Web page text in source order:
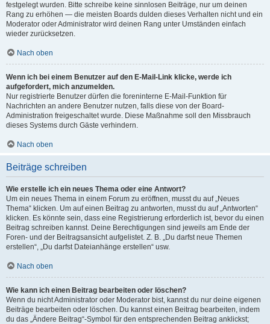
festgelegt wurden. Bitte schreibe keine sinnlosen Beiträge, nur um deinen
Rang zu erhöhen — die meisten Boards dulden dieses Verhalten nicht und ein
Moderator oder Administrator wird deinen Rang unter Umständen einfach
wieder zurücksetzen.
Nach oben
Wenn ich bei einem Benutzer auf den E-Mail-Link klicke, werde ich
aufgefordert, mich anzumelden.
Nur registrierte Benutzer dürfen die foreninterne E-Mail-Funktion für
Nachrichten an andere Benutzer nutzen, falls diese von der Board-
Administration freigeschaltet wurde. Diese Maßnahme soll den Missbrauch
dieses Systems durch Gäste verhindern.
Nach oben
Beiträge schreiben
Wie erstelle ich ein neues Thema oder eine Antwort?
Um ein neues Thema in einem Forum zu eröffnen, musst du auf „Neues
Thema“ klicken. Um auf einen Beitrag zu antworten, musst du auf „Antworten“
klicken. Es könnte sein, dass eine Registrierung erforderlich ist, bevor du einen
Beitrag schreiben kannst. Deine Berechtigungen sind jeweils am Ende der
Foren- und der Beitragsansicht aufgelistet. Z. B. „Du darfst neue Themen
erstellen“, „Du darfst Dateianhänge erstellen“ usw.
Nach oben
Wie kann ich einen Beitrag bearbeiten oder löschen?
Wenn du nicht Administrator oder Moderator bist, kannst du nur deine eigenen
Beiträge bearbeiten oder löschen. Du kannst einen Beitrag bearbeiten, indem
du das „Ändere Beitrag“-Symbol für den entsprechenden Beitrag anklickst;